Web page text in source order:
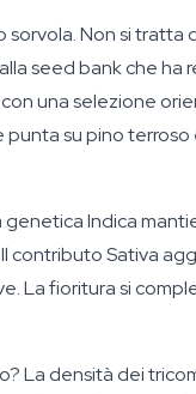
Non si tratta
seed bank che ha
una selezione
su pino
Indica
contributo Sativa
fioritura si
La densità dei